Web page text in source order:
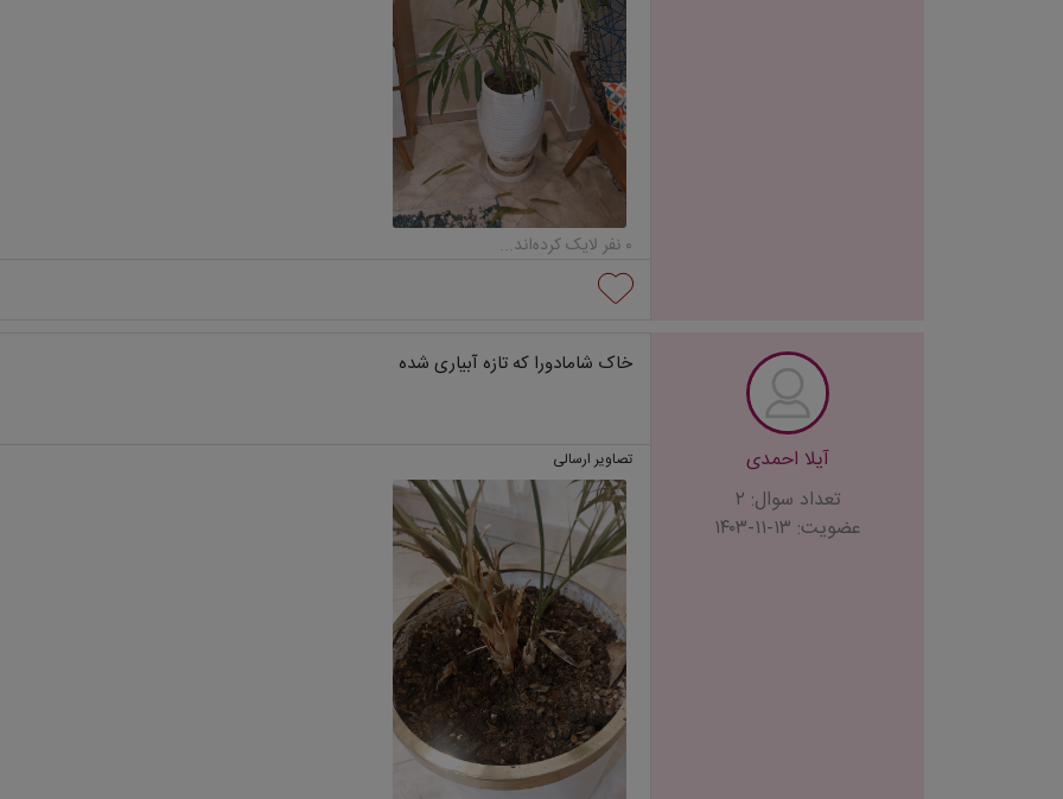
۰ نفر لایک کرده‌اند...
آیلا احمدی
تعداد سوال: ۲
عضویت: ۱۳-۱۱-۱۴۰۳
خاک شامادورا که تازه آبیاری شده
تصاویر ارسالی